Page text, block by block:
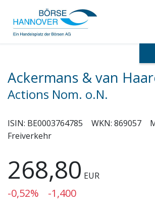
Ackermans & van
Actions Nom. o.N.
ISIN: BE0003764785 WKN: 869057
Freiverkehr
268,80 EUR
-0,52% -1,400